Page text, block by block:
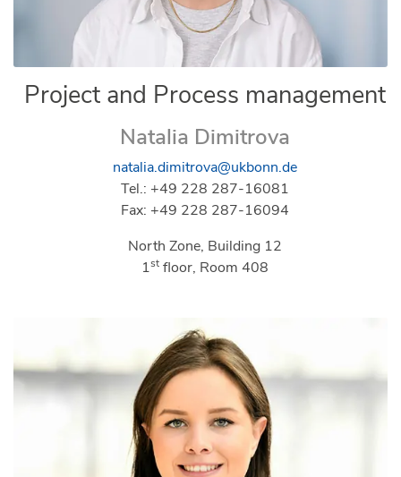
Project and Process management
Natalia Dimitrova
natalia.dimitrova@ukbonn.de
Tel.: +49 228 287-16081
Fax: +49 228 287-16094
North Zone, Building 12
1st floor, Room 408